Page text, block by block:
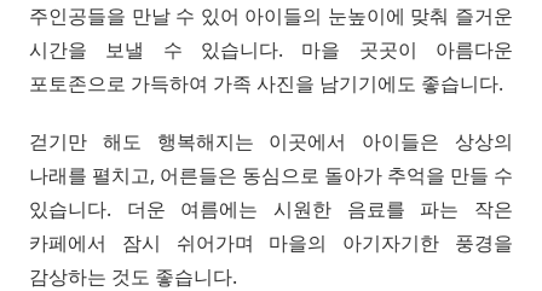
주인공들을 만날 수 있어 아이들의 눈높이에 맞춰 즐거운
시간을 보낼 수 있습니다. 마을 곳곳이 아름다운
포토존으로 가득하여 가족 사진을 남기기에도 좋습니다.
걷기만 해도 행복해지는 이곳에서 아이들은 상상의
나래를 펼치고, 어른들은 동심으로 돌아가 추억을 만들 수
있습니다. 더운 여름에는 시원한 음료를 파는 작은
카페에서 잠시 쉬어가며 마을의 아기자기한 풍경을
감상하는 것도 좋습니다.